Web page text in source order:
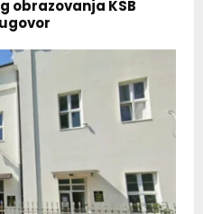
obrazovanja KSB